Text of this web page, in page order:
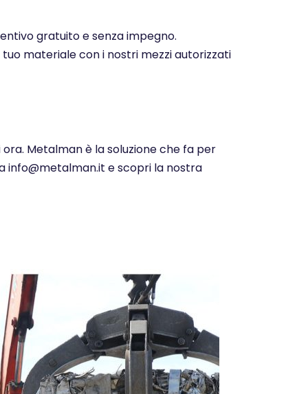
gratuito e senza impegno.
materiale con i nostri mezzi autorizzati
Metalman è la soluzione che fa per
info@metalman.it e scopri la nostra